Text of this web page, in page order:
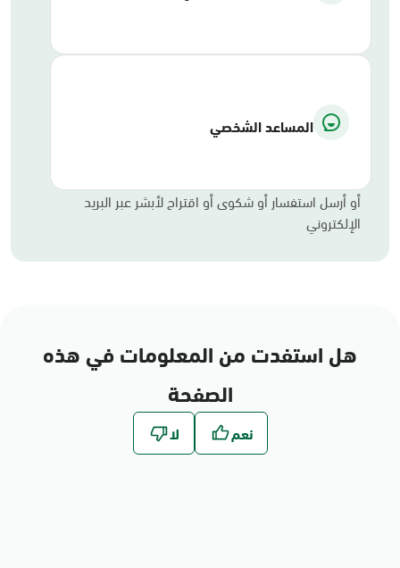
المساعد الشخصي
أو أرسل استفسار أو شكوى أو اقتراح لأبشر عبر البريد
الإلكتروني
هل استفدت من المعلومات في هذه
الصفحة